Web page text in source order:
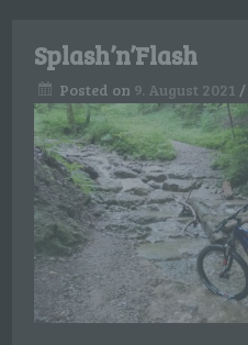
Splash’n’Flash
Posted on 9. August 2021 /